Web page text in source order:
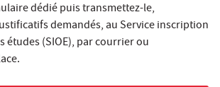
dédié puis transmettez-le,
demandés, au Service inscription
études (SIOE), par courrier ou